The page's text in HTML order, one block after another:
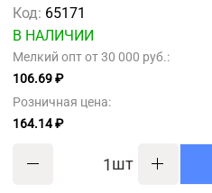
Код: 65171
В НАЛИЧИИ
Мелкий опт от 30 000 руб.:
106.69 ₽
Розничная цена:
164.14 ₽
шт